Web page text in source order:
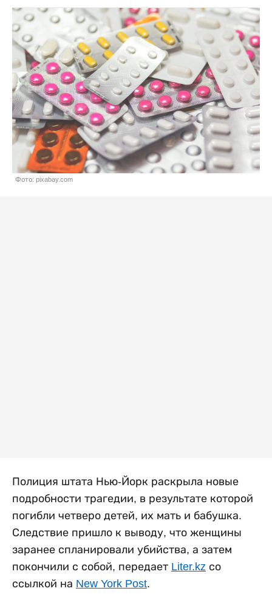
Фото: pixabay.com
Полиция штата Нью-Йорк раскрыла новые
подробности трагедии, в результате которой
погибли четверо детей, их мать и бабушка.
Следствие пришло к выводу, что женщины
заранее спланировали убийства, а затем
покончили с собой, передает Liter.kz со
ссылкой на New York Post.